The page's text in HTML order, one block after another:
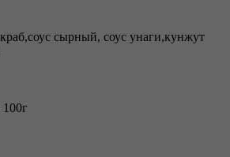
сырный, соус унаги,кунжут